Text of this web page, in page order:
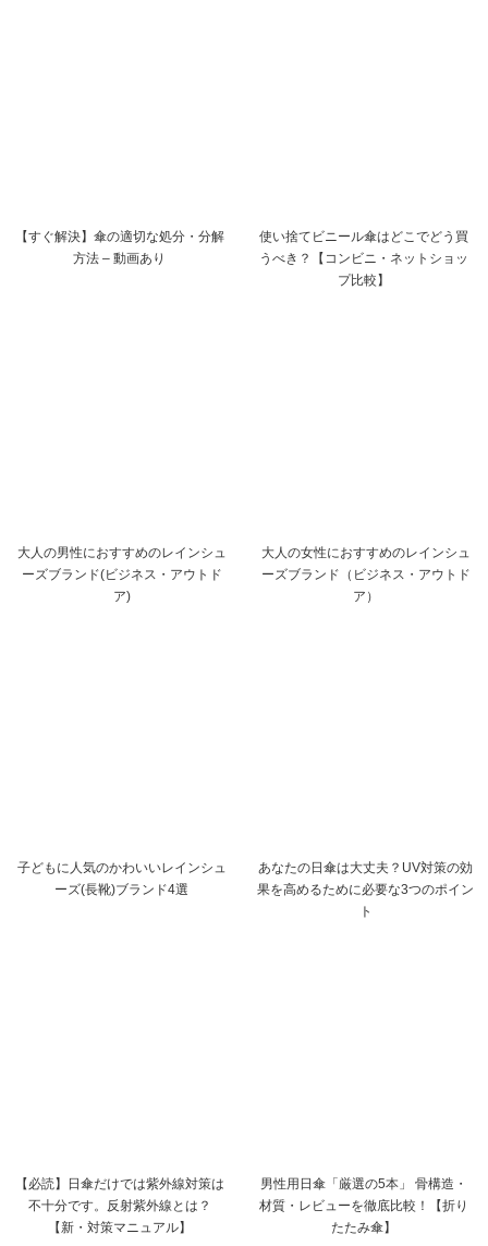
【すぐ解決】傘の適切な処分・分解
方法 – 動画あり
使い捨てビニール傘はどこでどう買
うべき？【コンビニ・ネットショッ
プ比較】
大人の男性におすすめのレインシュ
ーズブランド(ビジネス・アウトド
ア)
大人の女性におすすめのレインシュ
ーズブランド（ビジネス・アウトド
ア）
子どもに人気のかわいいレインシュ
ーズ(長靴)ブランド4選
あなたの日傘は大丈夫？UV対策の効
果を高めるために必要な3つのポイン
ト
【必読】日傘だけでは紫外線対策は
不十分です。反射紫外線とは？
【新・対策マニュアル】
男性用日傘「厳選の5本」 骨構造・
材質・レビューを徹底比較！【折り
たたみ傘】